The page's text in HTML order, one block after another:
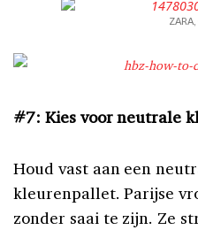
#7: Kies voor neutrale
Houd vast aan een
kleurenpallet. Parijse
zonder saai te zijn. Ze